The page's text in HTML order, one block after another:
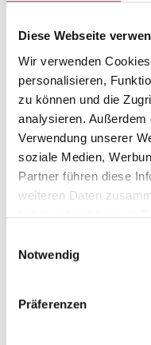
Diese Webseite
Wir verwenden
personalisieren,
zu können und die
analysieren.
Verwendung unserer
soziale Medien,
Partner führen diese
weiteren Daten
haben oder die sie im
Notwendig
Präferenzen
-
EAN
9010595570865
Feingehalt
585
weiß
Stein